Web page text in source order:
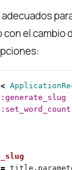
el cambio
<
:generate_slug
:set_word_count
= title .